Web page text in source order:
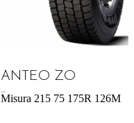
ANTEO ZO
Misura 215 75 175R 126M